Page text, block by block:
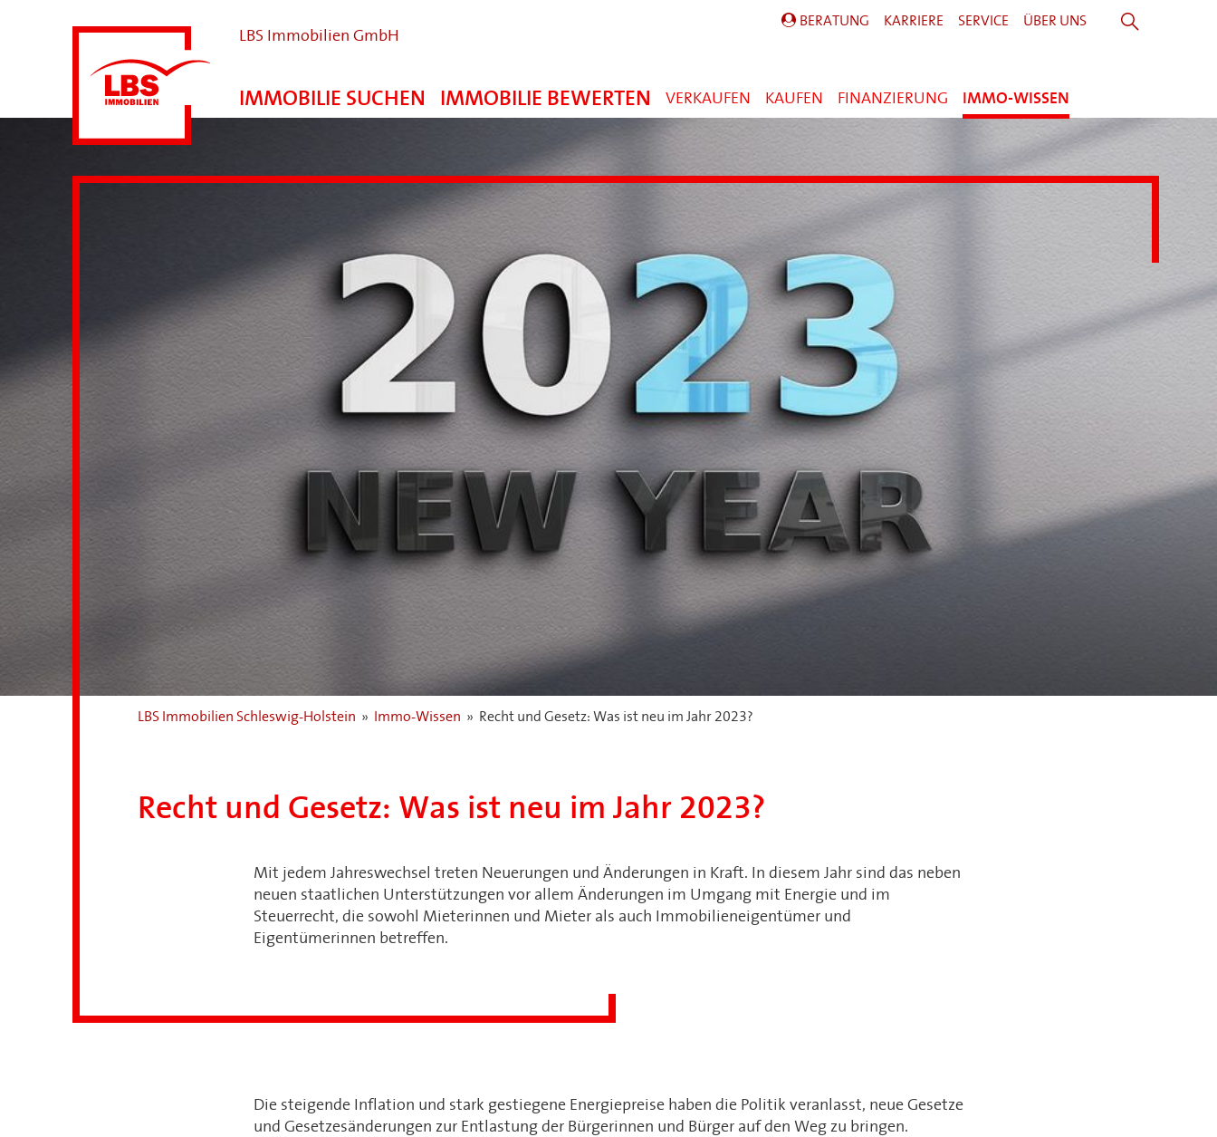
LBS Immobilien GmbH
IMMOBILIE SUCHEN IMMOBILIE BEWERTEN VERKAUFEN KAUFEN FINANZIERUNG IMMO-WISSEN
BERATUNG KARRIERE SERVICE ÜBER UNS
LBS Immobilien Schleswig-Holstein » Immo-Wissen » Recht und Gesetz: Was ist neu im Jahr 2023?
Recht und Gesetz: Was ist neu im Jahr 2023?
Mit jedem Jahreswechsel treten Neuerungen und Änderungen in Kraft. In diesem Jahr sind das neben
neuen staatlichen Unterstützungen vor allem Änderungen im Umgang mit Energie und im
Steuerrecht, die sowohl Mieterinnen und Mieter als auch Immobilieneigentümer und
Eigentümerinnen betreffen.
Die steigende Inflation und stark gestiegene Energiepreise haben die Politik veranlasst, neue Gesetze
und Gesetzesänderungen zur Entlastung der Bürgerinnen und Bürger auf den Weg zu bringen.